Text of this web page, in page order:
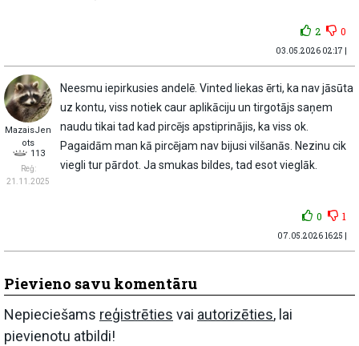
2 0
03.05.2026 02:17 |
MazaisJen
ots
113
Reģ:
21.11.2025
Neesmu iepirkusies andelē. Vinted liekas ērti, ka nav jāsūta
uz kontu, viss notiek caur aplikāciju un tirgotājs saņem
naudu tikai tad kad pircējs apstiprinājis, ka viss ok.
Pagaidām man kā pircējam nav bijusi vilšanās. Nezinu cik
viegli tur pārdot. Ja smukas bildes, tad esot vieglāk.
0 1
07.05.2026 16:25 |
Pievieno savu komentāru
Nepieciešams reģistrēties vai autorizēties, lai
pievienotu atbildi!